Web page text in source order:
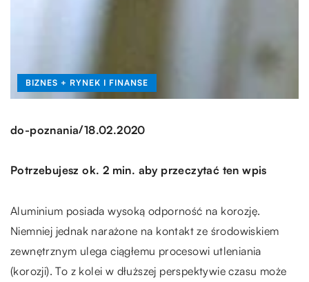
BIZNES + RYNEK I FINANSE
do-poznania/18.02.2020
Potrzebujesz ok. 2 min. aby przeczytać ten wpis
Aluminium posiada wysoką odporność na korozję.
Niemniej jednak narażone na kontakt ze środowiskiem
zewnętrznym ulega ciągłemu procesowi utleniania
(korozji). To z kolei w dłuższej perspektywie czasu może